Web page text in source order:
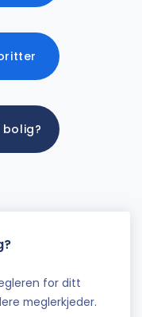
for ditt
meglerkjeder.